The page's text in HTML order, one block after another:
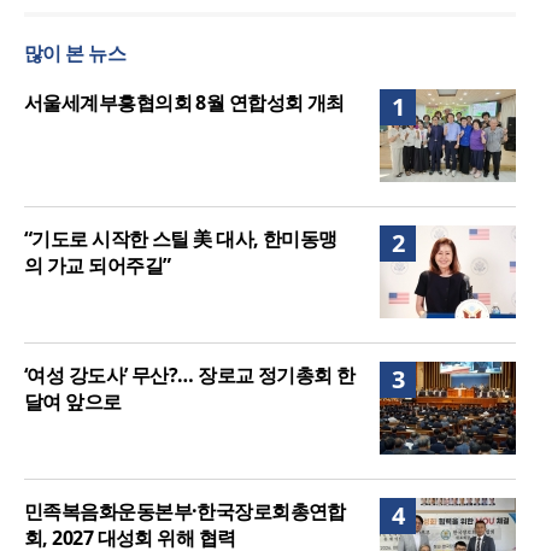
성회 위해 협력
“한국 복음의 시작에는 미국보다 먼저 일본이 있었습
“기도로 시작한 스틸 美 대사, 한미동맹의 가교 되어
주길”
많이 본 뉴스
1
서울세계부흥협의회 8월 연합성회 개최
2
“기도로 시작한 스틸 美 대사, 한미동맹
의 가교 되어주길”
3
‘여성 강도사’ 무산?… 장로교 정기총회 한
달여 앞으로
4
민족복음화운동본부·한국장로회총연합
회, 2027 대성회 위해 협력